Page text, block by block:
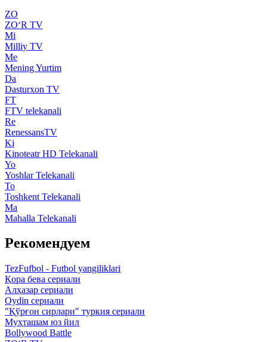
ZO
ZO‘R TV
Mi
Milliy TV
Me
Mening Yurtim
Da
Dasturxon TV
FT
FTV telekanali
Re
RenessansTV
Ki
Kinoteatr HD Telekanali
Yo
Yoshlar Telekanali
To
Toshkent Telekanali
Ma
Mahalla Telekanali
Рекомендуем
TezFufbol - Futbol yangiliklari
Қора бева сериали
Алҳазар сериали
Oydin сериали
"Қўрғон сирлари" туркия сериали
Муҳташам юз йил
Bollywood Battle